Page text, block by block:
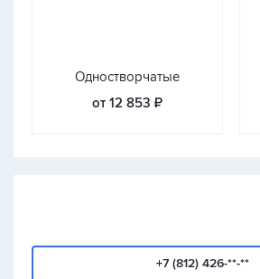
Одностворчатые
от 12 853 ₽
+7 (812) 426-**-**